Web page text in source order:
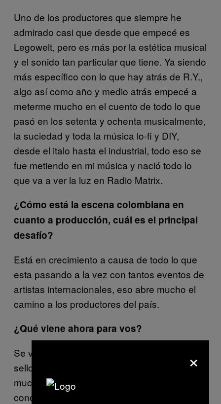
Uno de los productores que siempre he
admirado casi que desde que empecé es
Legowelt, pero es más por la estética musical
y el sonido tan particular que tiene. Ya siendo
más específico con lo que hay atrás de R.Y.,
algo así como año y medio atrás empecé a
meterme mucho en el cuento de todo lo que
pasó en los setenta y ochenta musicalmente,
la suciedad y toda la música lo-fi y DIY,
desde el italo hasta el industrial, todo eso se
fue metiendo en mi música y nació todo lo
que va a ver la luz en Radio Matrix.
¿Cómo está la escena colombiana en
cuanto a producción, cuál es el principal
desafío?
Está en crecimiento a causa de todo lo que
esta pasando a la vez con tantos eventos de
artistas internacionales, eso abre mucho el
camino a los productores del país.
¿Qué viene ahora para vos?
Se viene un track mío en un
sello de un amigo con artistas que me gustan
mucho. Aparte voy a tener la oportunidad de
conocer a un par de artistas que admiro un
×